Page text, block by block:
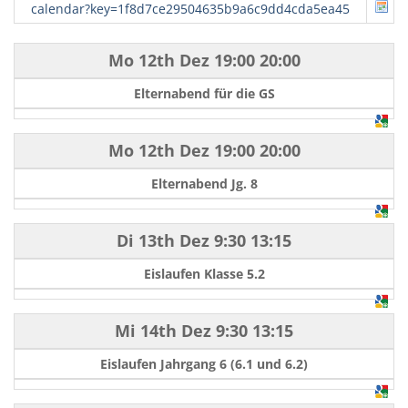
calendar?key=1f8d7ce29504635b9a6c9dd4cda5ea45
Mo 12th Dez19:00 20:00
Elternabend für die GS
Mo 12th Dez19:00 20:00
Elternabend Jg. 8
Di 13th Dez 9:30 13:15
Eislaufen Klasse 5.2
Mi 14th Dez 9:30 13:15
Eislaufen Jahrgang 6 (6.1 und 6.2)